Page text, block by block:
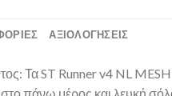
ΑΞΙΟΛΟΓΗΣΕΙΣ
Τα ST Runner v4 NL
πάνω μέρος και λευκή